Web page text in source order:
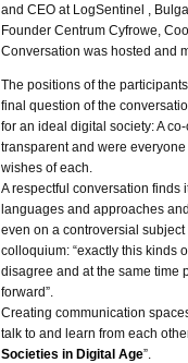
and CEO at LogSentinel ,
Founder Centrum Cyfrowe,
Conversation was hosted and
The positions of the
final question of the
for an ideal digital society: A
transparent and were
wishes of each.
A respectful conversation finds
languages and approaches
even on a controversial
colloquium: “exactly this kinds
disagree and at the same time
forward”.
Creating communication
talk to and learn from each
Societies in Digital Age”.